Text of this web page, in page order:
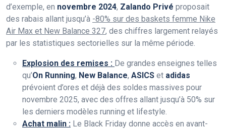
d’exemple, en novembre 2024, Zalando Privé proposait
des rabais allant jusqu’à -80% sur des baskets femme Nike
Air Max et New Balance 327, des chiffres largement relayés
par les statistiques sectorielles sur la même période.
Explosion des remises : De grandes enseignes telles
qu’On Running, New Balance, ASICS et adidas
prévoient d’ores et déjà des soldes massives pour
novembre 2025, avec des offres allant jusqu’à 50% sur
les derniers modèles running et lifestyle.
Achat malin : Le Black Friday donne accès en avant-